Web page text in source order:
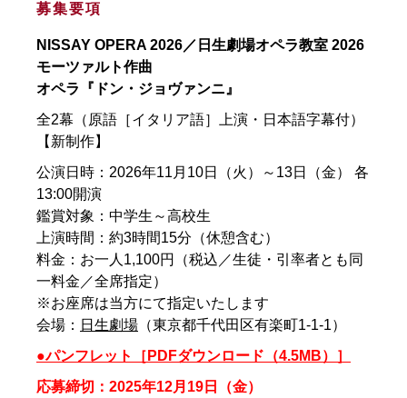
募集要項
NISSAY OPERA 2026／日生劇場オペラ教室 2026
モーツァルト作曲
オペラ『ドン・ジョヴァンニ』
全2幕（原語［イタリア語］上演・日本語字幕付）
【新制作】
公演日時：2026年11月10日（火）～13日（金） 各
13:00開演
鑑賞対象：中学生～高校生
上演時間：約3時間15分（休憩含む）
料金：お一人1,100円（税込／生徒・引率者とも同
一料金／全席指定）
※お座席は当方にて指定いたします
会場： 日生劇場 （東京都千代田区有楽町1-1-1）
●パンフレット［PDFダウンロード（4.5MB）］
応募締切：2025年12月19日（金）